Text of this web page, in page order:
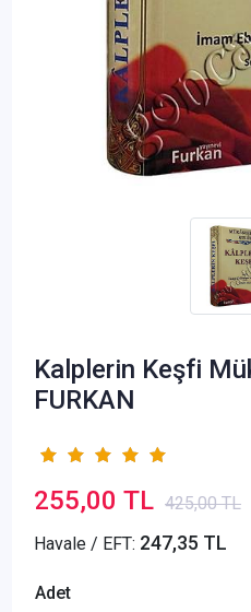
Kalplerin Keşfi
FURKAN
255,00 TL 425,00 TL
Havale / EFT: 247,35 TL
Adet